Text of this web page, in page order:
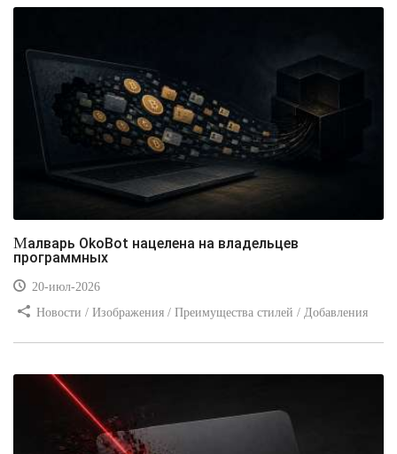
Малварь OkoBot нацелена на владельцев
программных
20-июл-2026
Новости / Изображения / Преимущества стилей / Добавления